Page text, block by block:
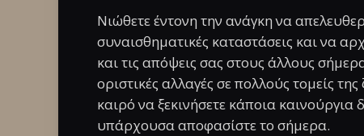
Νιώθετε έντονη την ανάγκη να
συναισθηματικές καταστάσεις και να
και τις απόψεις σας στους άλλους
οριστικές αλλαγές σε πολλούς τομείς
καιρό να ξεκινήσετε κάποια καινούργια
υπάρχουσα αποφασίστε το σήμερα.